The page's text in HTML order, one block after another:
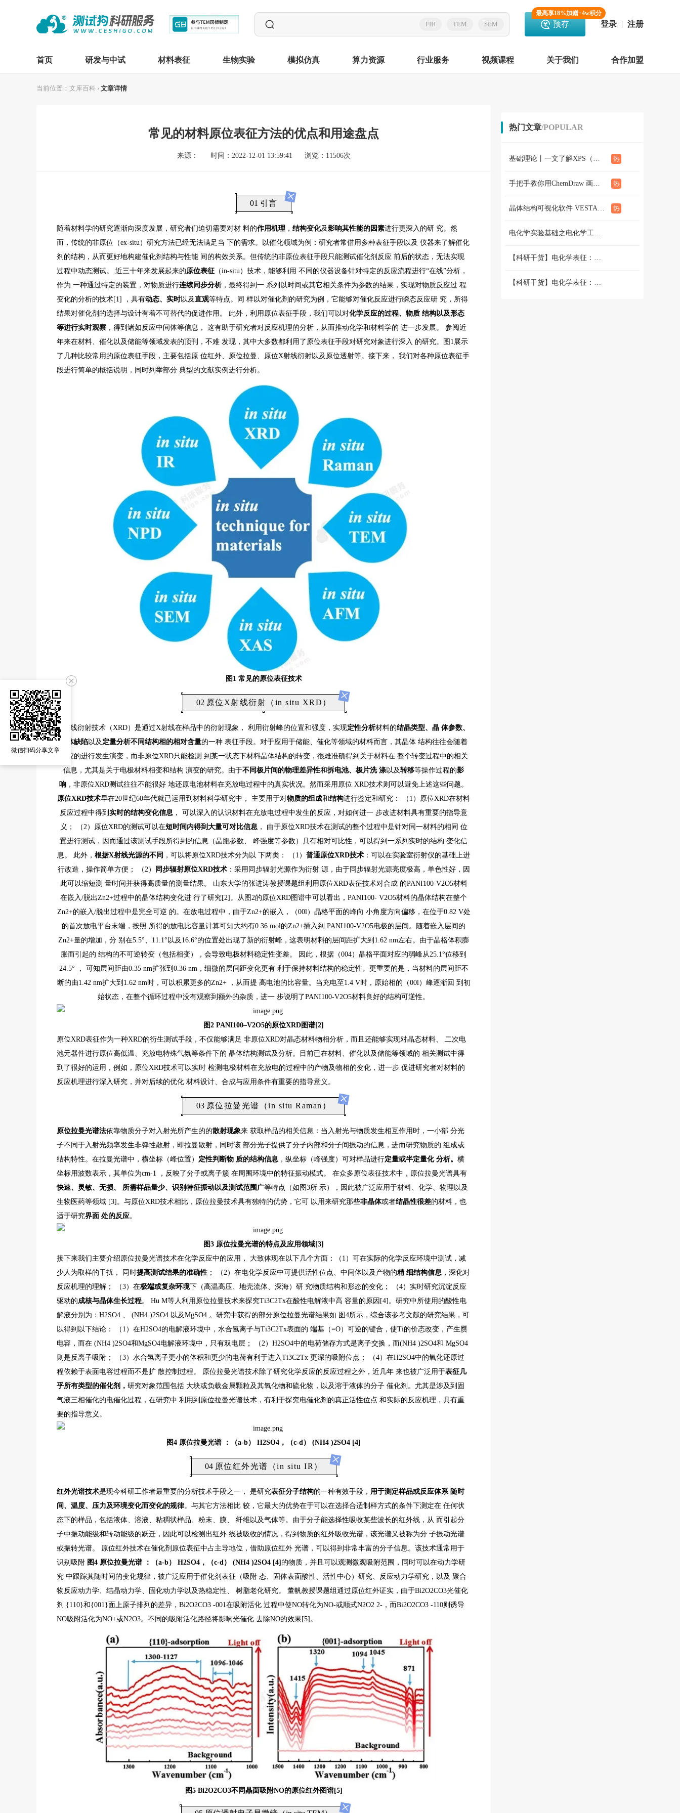
FIB TEM SEM
最高享18%加赠+4w积分
预存 登录 注册
首页 研发与中试 材料表征 生物实验 模拟仿真 算力资源 行业服务 视频课程 关于我们 合作加盟
当前位置： 文库百科 › 文章详情
常见的材料原位表征方法的优点和用途盘点
来源： 时间：2022-12-01 13:59:41 浏览：11506次
×
01 引言
随着材料学的研究逐渐向深度发展，研究者们迫切需要对材 料的作用机理 ， 结构变化及影响其性能的因素进行更深入的研 究。然
而，传统的非原位（ex-situ）研究方法已经无法满足当 下的需求。以催化领域为例：研究者常借用多种表征手段以及 仪器来了解催化
剂的结构，从而更好地构建催化剂结构与性能 间的构效关系。但传统的非原位表征手段只能测试催化剂反应 前后的状态，无法实现
过程中动态测试。 近三十年来发展起来的原位表征 （in-situ）技术，能够利用 不同的仪器设备针对特定的反应流程进行“在线”分析，
作为 一种通过特定的装置，对物质进行连续同步分析，最终得到一 系列以时间或其它相关条件为参数的结果，实现对物质反应过 程
变化的分析的技术[1] ，具有动态、实时以及直观等特点。同 样以对催化剂的研究为例，它能够对催化反应进行瞬态反应研 究，所得
结果对催化剂的选择与设计有着不可替代的促进作用。 此外，利用原位表征手段，我们可以对化学反应的过程、物质 结构以及形态
等进行实时观察 ，得到诸如反应中间体等信息， 这有助于研究者对反应机理的分析，从而推动化学和材料学的 进一步发展。 参阅近
年来在材料、催化以及储能等领域发表的顶刊，不难 发现，其中大多数都利用了原位表征手段对研究对象进行深入 的研究。图1展示
了几种比较常用的原位表征手段，主要包括原 位红外、原位拉曼、原位X射线衍射以及原位透射等。接下来， 我们对各种原位表征手
段进行简单的概括说明，同时列举部分 典型的文献实例进行分析。
图 1 常见的原位表征技术
×
02 原位X射线衍射（in situ XRD）
X射线衍射技术（XRD）是通过X射线在样品中的衍射现象， 利用衍射峰的位置和强度，实现定性分析材料的结晶类型、晶 体参数、
晶体缺陷以及 定量分析不同结构相的相对含量的一种 表征手段。对于应用于储能、催化等领域的材料而言，其晶体 结构往往会随着
反应的进行发生演变，而非原位XRD只能检测 到某一状态下材料晶体结构的转变，很难准确得到关于材料在 整个转变过程中的相关
信息，尤其是关于电极材料相变和结构 演变的研究。由于不同极片间的物理差异性和拆电池、极片洗 涤以及转移等操作过程的影
响 ，非原位XRD测试往往不能很好 地还原电池材料在充放电过程中的真实状况。然而采用原位 XRD技术则可以避免上述这些问题。
原位XRD技术早在20世纪60年代就已运用到材料科学研究中， 主要用于对物质的组成和结构进行鉴定和研究： （1）原位XRD在材料
反应过程中得到 实时的结构变化信息 ， 可以深入的认识材料在充放电过程中发生的反应，对如何进一 步改进材料具有重要的指导意
义； （2）原位XRD的测试可以在短时间内得到大量可对比信息， 由于原位XRD技术在测试的整个过程中是针对同一材料的相同 位
置进行测试，因而通过该测试手段所得到的信息（晶胞参数、 峰强度等参数）具有相对可比性，可以得到一系列实时的结构 变化信
息。 此外， 根据X射线光源的不同 ，可以将原位XRD技术分为以 下两类： （1） 普通原位XRD技术 ：可以在实验室衍射仪的基础上进
行改造，操作简单方便； （2）
同步辐射原位XRD技术：采用同步辐射光源作为衍射 源，由于同步辐射光源亮度极高，单色性好，因
此可以缩短测 量时间并获得高质量的测量结果。 山东大学的张进涛教授课题组利用原位XRD表征技术对合成 的PANI100-V2O5材料
在嵌入/脱出Zn2+过程中的晶体结构变化进 行了研究[2]。从图2的原位XRD图谱中可以看出，PANI100- V2O5材料的晶体结构在整个
Zn2+的嵌入/脱出过程中是完全可逆 的。在放电过程中，由于Zn2+的嵌入，（00l）晶格平面的峰向 小角度方向偏移，在位于0.82 V处
的首次放电平台末端，按照 所得的放电比容量计算可知大约有0.36 mol的Zn2+插入到 PANI100-V2O5电极的层间。随着嵌入层间的
Zn2+量的增加，分 别在5.5°、11.1°以及16.6°的位置处出现了新的衍射峰，这表明材料的层间距扩大到1.62 nm左右。由于晶格体积膨
胀而引起的 结构的不可逆转变（包括相变），会导致电极材料稳定性变差。 因此，根据（004）晶格平面对应的弱峰从25.1°位移到
24.5° ， 可知层间距由0.35 nm扩张到0.36 nm，细微的层间距变化更有 利于保持材料结构的稳定性。更重要的是，当材料的层间距不
断的由1.42 nm扩大到1.62 nm时，可以积累更多的Zn2+ ，从而提 高电池的比容量。当充电至1.4 V时，原始相的（00l）峰逐渐回 到初
始状态，在整个循环过程中没有观察到额外的杂质，进一 步说明了PANI100-V2O5材料良好的结构可逆性。
图2 PANI100–V2O5的原位XRD图谱[2]
原位XRD表征作为一种XRD的衍生测试手段，不仅能够满足 非原位XRD对晶态材料物相分析，而且还能够实现对晶态材料、 二次电
池元器件进行原位高低温、充放电特殊气氛等条件下的 晶体结构测试及分析。目前已在材料、催化以及储能等领域的 相关测试中得
到了很好的运用，例如，原位XRD技术可以实时 检测电极材料在充放电的过程中的产物及物相的变化，进一步 促进研究者对材料的
反应机理进行深入研究，并对后续的优化 材料设计、合成与应用条件有重要的指导意义。
×
03 原位拉曼光谱（in situ Raman）
原位拉曼光谱法依靠物质分子对入射光所产生的的散射现象来 获取样品的相关信息：当入射光与物质发生相互作用时，一小部 分光
子不同于入射光频率发生非弹性散射，即拉曼散射，同时该 部分光子提供了分子内部和分子间振动的信息，进而研究物质的 组成或
结构特性。在拉曼光谱中，横坐标（峰位置） 定性判断物 质的结构信息 ，纵坐标（峰强度）可对样品进行定量或半定量化 分析。 横
坐标用波数表示，其单位为cm-1 ，反映了分子或离子簇 在周围环境中的特征振动模式。 在众多原位表征技术中，原位拉曼光谱具有
快速、灵敏、无损、 所需样品量少、识别特征振动以及测试范围广等特点（如图3所 示），因此被广泛应用于材料、化学、物理以及
生物医药等领域 [3]。与原位XRD技术相比，原位拉曼技术具有独特的优势，它可 以用来研究那些非晶体或者结晶性很差的材料，也
适于研究界面 处的反应。
图3 原位拉曼光谱的特点及应用领域[3]
接下来我们主要介绍原位拉曼光谱技术在化学反应中的应用， 大致体现在以下几个方面：（1）可在实际的化学反应环境中测试，减
少人为取样的干扰， 同时提高测试结果的准确性 ； （2）在电化学反应中可提供活性位点、中间体以及产物的精 细结构信息 ，深化对
反应机理的理解； （3）在极端或复杂环境下（高温高压、地壳流体、深海）研 究物质结构和形态的变化； （4）实时研究沉淀反应
驱动的成核与晶体生长过程。 Hu M等人利用原位拉曼技术来探究Ti3C2Tx在酸性电解液中高 容量的原因[4]。研究中所使用的酸性电
解液分别为：H2SO4 、 (NH4 )2SO4 以及MgSO4 。研究中获得的部分原位拉曼光谱结果如 图4所示，综合该参考文献的研究结果，可
以得到以下结论： （1）在H2SO4的电解液环境中，水合氢离子与Ti3C2Tx表面的 端基（=O）可逆的键合，使Ti的价态改变，产生赝
电容，而在 (NH4 )2SO4和MgSO4电解液环境中，只有双电层； （2）H2SO4中的电荷储存方式是离子交换，而(NH4 )2SO4和 MgSO4
则是反离子吸附； （3）水合氢离子更小的体积和更少的电荷有利于进入Ti3C2Tx 更深的吸附位点； （4）在H2SO4中的氧化还原过
程依赖于表面电容过程而不是扩 散控制过程。 原位拉曼光谱技术除了研究化学反应的反应过程之外，近几年 来也被广泛用于表征几
乎所有类型的催化剂， 研究对象范围包括 大块或负载金属颗粒及其氧化物和硫化物，以及溶于液体的分子 催化剂。尤其是涉及到固
气液三相催化的电催化过程，在研究中 利用到原位拉曼光谱技术，有利于探究电催化剂的真正活性位点 和实际的反应机理，具有重
要的指导意义。
图4 原位拉曼光谱 ：（a-b） H2SO4 ，（c-d） (NH4 )2SO4 [4]
×
04 原位红外光谱（in situ IR）
红外光谱技术是现今科研工作者最重要的分析技术手段之一， 是研究表征分子结构的一种有效手段， 用于测定样品或反应体系 随时
间、温度、压力及环境变化而变化的规律。与其它方法相比 较，它最大的优势在于可以在选择合适制样方式的条件下测定在 任何状
态下的样品，包括液体、溶液、粘稠状样品、粉末、膜、 纤维以及气体等。由于分子能选择性吸收某些波长的红外线，从 而引起分
子中振动能级和转动能级的跃迁，因此可以检测出红外 线被吸收的情况，得到物质的红外吸收光谱，该光谱又被称为分 子振动光谱
或振转光谱。 原位红外技术在催化剂原位表征中占主导地位，借助原位红外 光谱，可以得到非常丰富的分子信息。该技术通常用于
识别吸附 图4 原位拉曼光谱 ：（a-b） H2SO4 ，（c-d） (NH4 )2SO4 [4] 的物质，并且可以观测微观吸附范围，同时可以在动力学研
究 中跟踪其随时间的变化规律，被广泛应用于催化剂表征（吸附 态、固体表面酸性、活性中心）研究、反应动力学研究，以及 聚合
物反应动力学、结晶动力学、固化动力学以及热稳定性、 树脂老化研究。 董帆教授课题组通过原位红外证实，由于Bi2O2CO3光催化
剂 {110}和{001}面上原子排列的差异，Bi2O2CO3 -001在吸附活化 过程中使NO转化为NO-或顺式N2O2 2-，而Bi2O2CO3 -110则诱导
NO吸附活化为NO+或N2O3。不同的吸附活化路径将影响光催化 去除NO的效果[5]。
图5 Bi2O2CO3不同晶面吸附NO的原位红外图谱[5]
×
热门文章/POPULAR
基础理论丨一文了解XPS（概念、定性定量分析、分析方法、谱线结构）
手把手教你用ChemDraw 画化学结构式：基础篇
晶体结构可视化软件 VESTA使用教程（下篇）
电化学实验基础之电化学工作站篇 （二）三电极和两电极体系的搭建 和测试
【科研干货】电化学表征：循环伏安法详解（上）
【科研干货】电化学表征：循环伏安法详解（下）
微信扫码分享文章